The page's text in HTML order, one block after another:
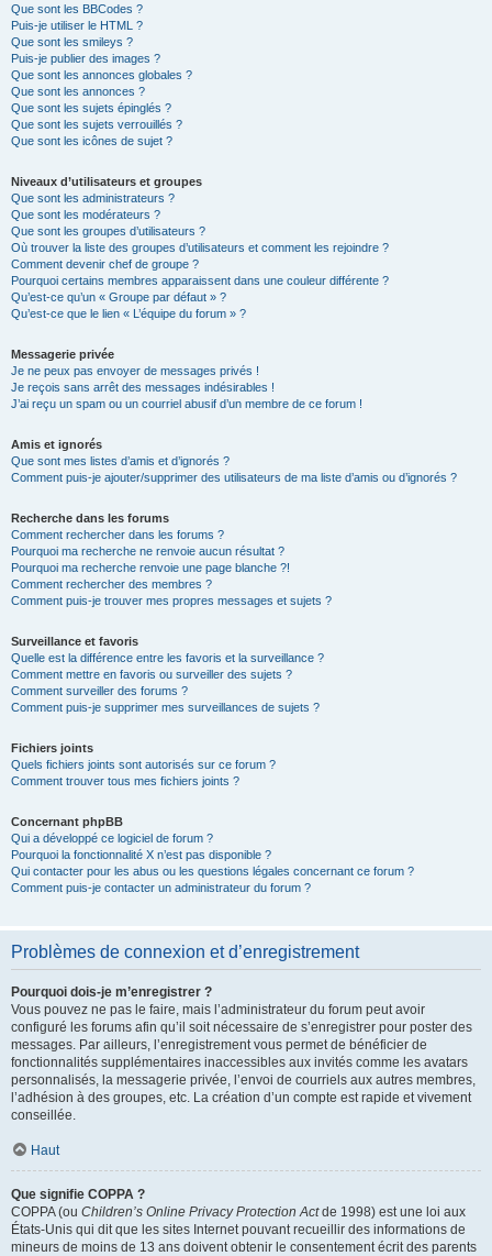
Que sont les BBCodes ?
Puis-je utiliser le HTML ?
Que sont les smileys ?
Puis-je publier des images ?
Que sont les annonces globales ?
Que sont les annonces ?
Que sont les sujets épinglés ?
Que sont les sujets verrouillés ?
Que sont les icônes de sujet ?
Niveaux d’utilisateurs et groupes
Que sont les administrateurs ?
Que sont les modérateurs ?
Que sont les groupes d’utilisateurs ?
Où trouver la liste des groupes d’utilisateurs et comment les rejoindre ?
Comment devenir chef de groupe ?
Pourquoi certains membres apparaissent dans une couleur différente ?
Qu’est-ce qu’un « Groupe par défaut » ?
Qu’est-ce que le lien « L’équipe du forum » ?
Messagerie privée
Je ne peux pas envoyer de messages privés !
Je reçois sans arrêt des messages indésirables !
J’ai reçu un spam ou un courriel abusif d’un membre de ce forum !
Amis et ignorés
Que sont mes listes d’amis et d’ignorés ?
Comment puis-je ajouter/supprimer des utilisateurs de ma liste d’amis ou d’ignorés ?
Recherche dans les forums
Comment rechercher dans les forums ?
Pourquoi ma recherche ne renvoie aucun résultat ?
Pourquoi ma recherche renvoie une page blanche ?!
Comment rechercher des membres ?
Comment puis-je trouver mes propres messages et sujets ?
Surveillance et favoris
Quelle est la différence entre les favoris et la surveillance ?
Comment mettre en favoris ou surveiller des sujets ?
Comment surveiller des forums ?
Comment puis-je supprimer mes surveillances de sujets ?
Fichiers joints
Quels fichiers joints sont autorisés sur ce forum ?
Comment trouver tous mes fichiers joints ?
Concernant phpBB
Qui a développé ce logiciel de forum ?
Pourquoi la fonctionnalité X n’est pas disponible ?
Qui contacter pour les abus ou les questions légales concernant ce forum ?
Comment puis-je contacter un administrateur du forum ?
Problèmes de connexion et d’enregistrement
Pourquoi dois-je m’enregistrer ?
Vous pouvez ne pas le faire, mais l’administrateur du forum peut avoir
configuré les forums afin qu’il soit nécessaire de s’enregistrer pour poster des
messages. Par ailleurs, l’enregistrement vous permet de bénéficier de
fonctionnalités supplémentaires inaccessibles aux invités comme les avatars
personnalisés, la messagerie privée, l’envoi de courriels aux autres membres,
l’adhésion à des groupes, etc. La création d’un compte est rapide et vivement
conseillée.
Haut
Que signifie COPPA ?
COPPA (ou Children’s Online Privacy Protection Actde 1998) est une loi aux
États-Unis qui dit que les sites Internet pouvant recueillir des informations de
mineurs de moins de 13 ans doivent obtenir le consentement écrit des parents